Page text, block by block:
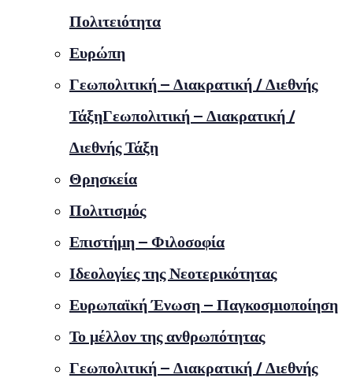
Πολιτειότητα
Ευρώπη
Γεωπολιτική – Διακρατική / Διεθνής
ΤάξηΓεωπολιτική – Διακρατική /
Διεθνής Τάξη
Θρησκεία
Πολιτισμός
Επιστήμη – Φιλοσοφία
Ιδεολογίες της Νεοτερικότητας
Ευρωπαϊκή Ένωση – Παγκοσμιοποίηση
Το μέλλον της ανθρωπότητας
Γεωπολιτική – Διακρατική / Διεθνής